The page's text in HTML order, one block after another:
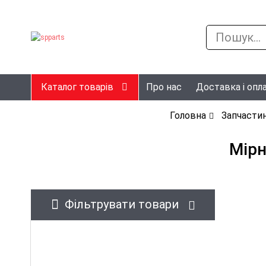
Каталог товарів Про нас Доставка і
Головна
Фільтрувати товари